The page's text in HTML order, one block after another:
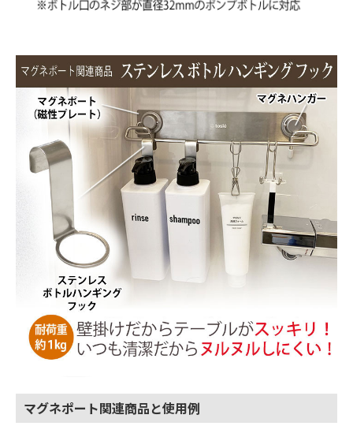
マグネポート関連商品と使用例